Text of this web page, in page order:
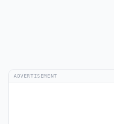
ADVERTISEMENT